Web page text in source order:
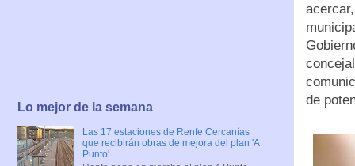
de
Lo mejor de la semana
Las 17 estaciones de Renfe Cercanías
que recibirán obras de mejora del plan 'A
Punto'